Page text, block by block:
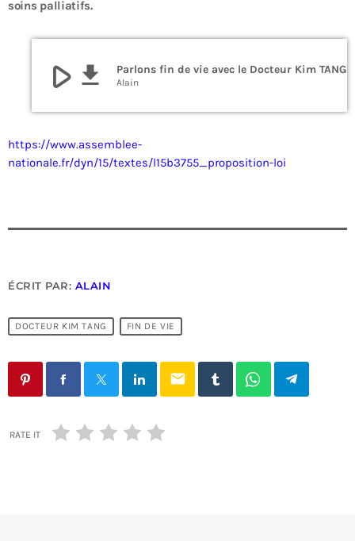
soins palliatifs.
play_arrowfile_download Parlons fin de vie avec le Docteur Kim TANG
Alain
https://www.assemblee-
nationale.fr/dyn/15/textes/l15b3755_proposition-loi
ÉCRIT PAR: ALAIN
DOCTEUR KIM TANG FIN DE VIE
email
RATE IT